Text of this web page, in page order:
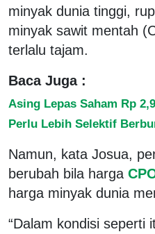
minyak dunia tinggi,
minyak sawit mentah
terlalu tajam.
Baca Juga :
Asing Lepas Saham Rp
Perlu Lebih Selektif
Namun, kata Josua,
berubah bila harga
harga minyak dunia
“Dalam kondisi seperti